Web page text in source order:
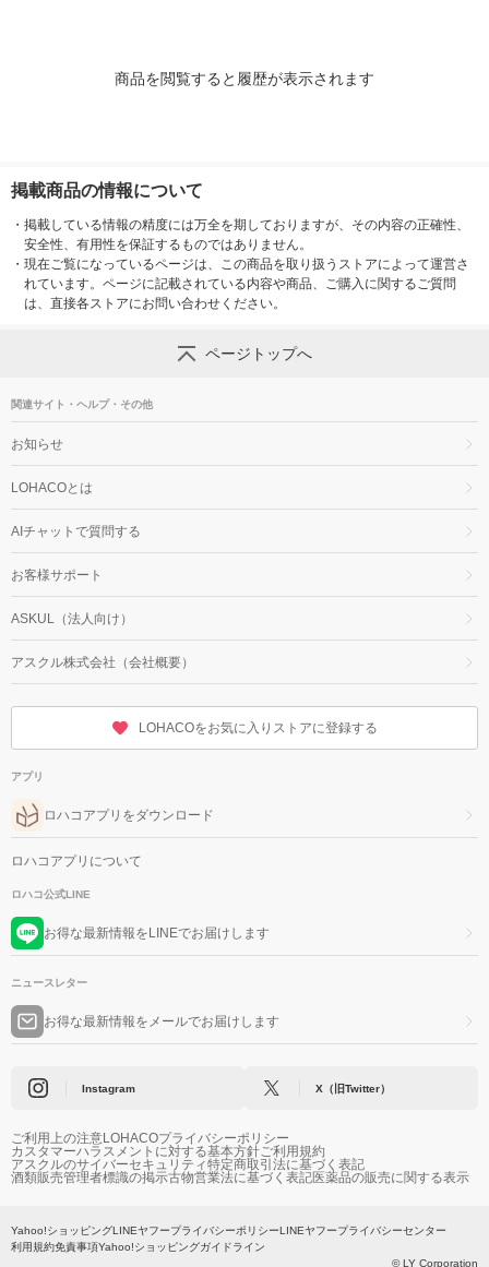
商品を閲覧すると履歴が表示されます
掲載商品の情報について
・ 掲載している情報の精度には万全を期しておりますが、その内容の正確性、
安全性、有用性を保証するものではありません。
・ 現在ご覧になっているページは、この商品を取り扱うストアによって運営さ
れています。ページに記載されている内容や商品、ご購入に関するご質問
は、直接各ストアにお問い合わせください。
ページトップへ
関連サイト・ヘルプ・その他
お知らせ
LOHACOとは
AIチャットで質問する
お客様サポート
ASKUL（法人向け）
アスクル株式会社（会社概要）
LOHACOをお気に入りストアに登録する
アプリ
ロハコアプリをダウンロード
ロハコアプリについて
ロハコ公式LINE
お得な最新情報をLINEでお届けします
ニュースレター
お得な最新情報をメールでお届けします
Instagram X（旧Twitter）
ご利用上の注意LOHACOプライバシーポリシー
カスタマーハラスメントに対する基本方針ご利用規約
アスクルのサイバーセキュリティ特定商取引法に基づく表記
酒類販売管理者標識の掲示古物営業法に基づく表記医薬品の販売に関する表示
Yahoo!ショッピングLINEヤフープライバシーポリシーLINEヤフープライバシーセンター
利用規約免責事項Yahoo!ショッピングガイドライン
© LY Corporation